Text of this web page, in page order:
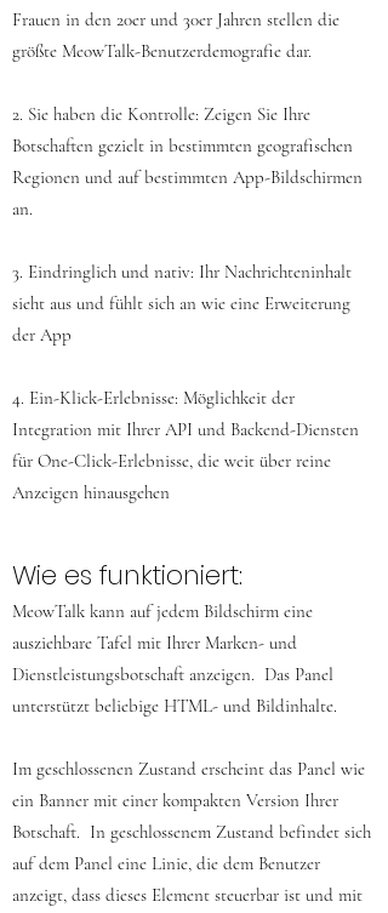
Frauen in den 20er und 30er Jahren stellen die
größte MeowTalk-Benutzerdemografie dar.
2. Sie haben die Kontrolle: Zeigen Sie Ihre
Botschaften gezielt in bestimmten geografischen
Regionen und auf bestimmten App-Bildschirmen
an.
3. Eindringlich und nativ: Ihr Nachrichteninhalt
sieht aus und fühlt sich an wie eine Erweiterung
der App
4. Ein-Klick-Erlebnisse: Möglichkeit der
Integration mit Ihrer API und Backend-Diensten
für One-Click-Erlebnisse, die weit über reine
Anzeigen hinausgehen
Wie es funktioniert:
MeowTalk kann auf jedem Bildschirm eine
ausziehbare Tafel mit Ihrer Marken- und
Dienstleistungsbotschaft anzeigen. Das Panel
unterstützt beliebige HTML- und Bildinhalte.
Im geschlossenen Zustand erscheint das Panel wie
ein Banner mit einer kompakten Version Ihrer
Botschaft. In geschlossenem Zustand befindet sich
auf dem Panel eine Linie, die dem Benutzer
anzeigt, dass dieses Element steuerbar ist und mit